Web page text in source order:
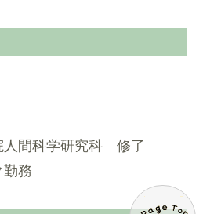
人間科学研究科 修了
勤務